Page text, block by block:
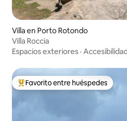
Villa en Porto Rotondo
Villa Roccia
Espacios exteriores ·
De los mejores en Favorito entre
Favorito entre huéspedes